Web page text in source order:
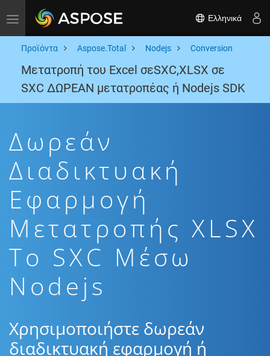
Toggle navigation Ελληνικά
Προϊόντα Aspose.Total Nodejs Conversion
Μετατροπή του Excel σεSXC,XLSX σε
SXC ΔΩΡΕΑΝ μετατροπέας ή Nodejs SDK
Δωρεάν
Διαδικτυακή
Εφαρμογή
Μετατροπής XLSX
To SXC Μέσω
Nodejs
Χρησιμοποιήστε δωρεάν
διαδικτυακή εφαρμογή ή